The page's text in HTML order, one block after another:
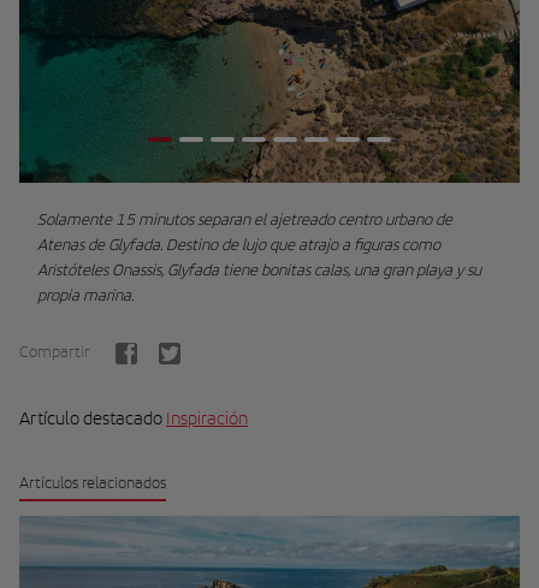
Solamente 15 minutos separan el ajetreado centro urbano de
Atenas de Glyfada. Destino de lujo que atrajo a figuras como
Aristóteles Onassis, Glyfada tiene bonitas calas, una gran playa y su
propia marina.
Compartir
Artículo destacado Inspiración
Artículos relacionados